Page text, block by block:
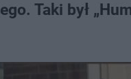
Taki był